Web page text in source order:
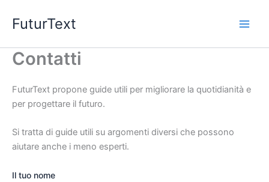
FuturText
Contatti
FuturText propone guide utili per migliorare la quotidianità e
per progettare il futuro.
Si tratta di guide utili su argomenti diversi che possono
aiutare anche i meno esperti.
Il tuo nome